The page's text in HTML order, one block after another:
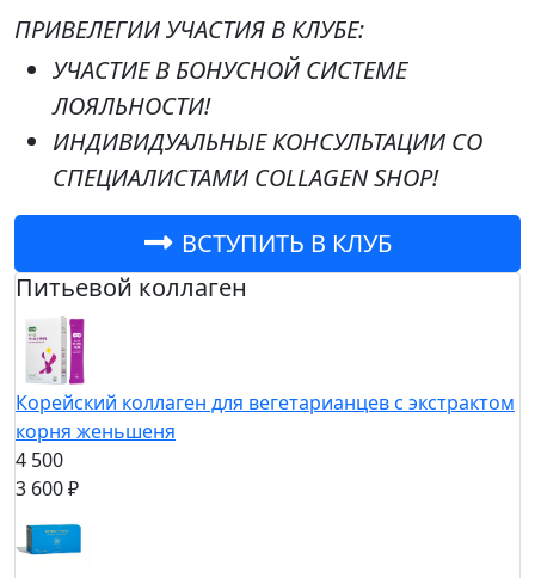
ПРИВЕЛЕГИИ УЧАСТИЯ В КЛУБЕ:
УЧАСТИЕ В БОНУСНОЙ СИСТЕМЕ
ЛОЯЛЬНОСТИ!
ИНДИВИДУАЛЬНЫЕ КОНСУЛЬТАЦИИ СО
СПЕЦИАЛИСТАМИ COLLAGEN SHOP!
ВСТУПИТЬ В КЛУБ
Питьевой коллаген
Корейский коллаген для вегетарианцев с экстрактом
корня женьшеня
4 500
3 600 ₽